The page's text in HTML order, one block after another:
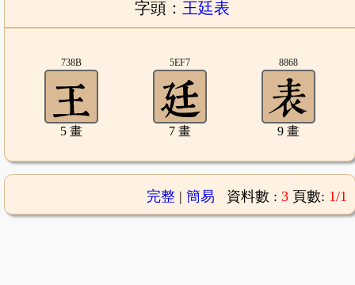
字頭： 王廷表
738B
5 畫
5EF7
7 畫
8868
9 畫
完整| 簡易 資料數 : 3 頁數: 1/1